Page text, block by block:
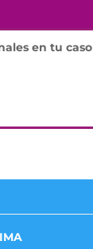
en tu caso